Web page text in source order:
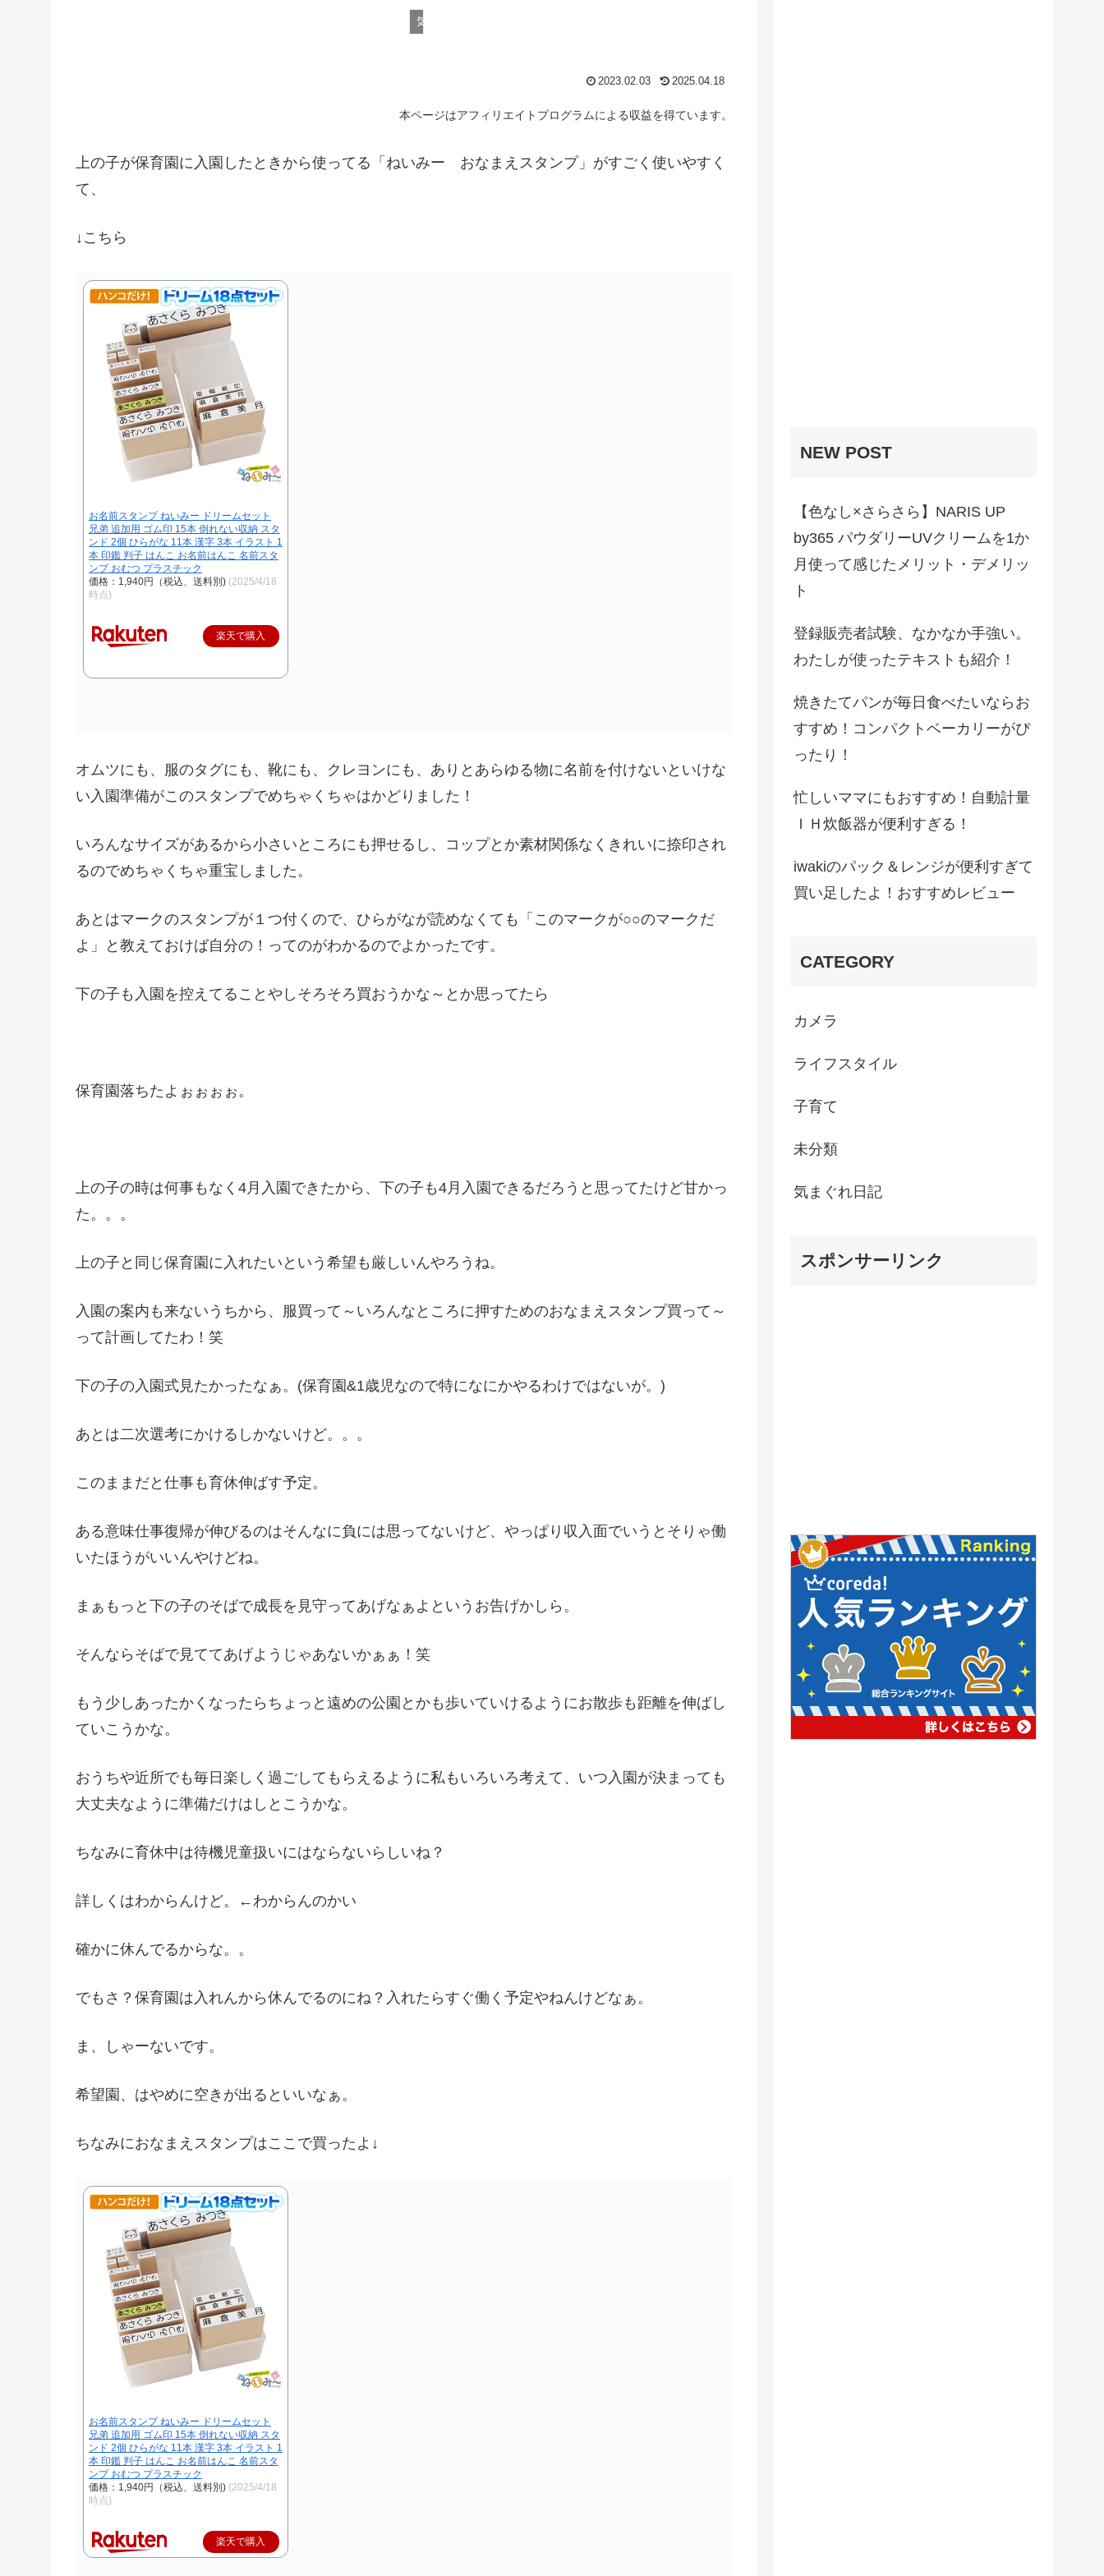
気まぐれ日記
2023.02.03 2025.04.18
本ページはアフィリエイトプログラムによる収益を得ています。
上の子が保育園に入園したときから使ってる「ねいみー おなまえスタンプ」がすごく使いやすく
て、
↓こちら
お名前スタンプ ねいみー ドリームセット
兄弟 追加用 ゴム印 15本 倒れない収納 スタ
ンド 2個 ひらがな 11本 漢字 3本 イラスト 1
本 印鑑 判子 はんこ お名前はんこ 名前スタ
ンプ おむつ プラスチック
価格：1,940円（税込、送料別) (2025/4/18
時点)
楽天で購入
オムツにも、服のタグにも、靴にも、クレヨンにも、ありとあらゆる物に名前を付けないといけな
い入園準備がこのスタンプでめちゃくちゃはかどりました！
いろんなサイズがあるから小さいところにも押せるし、コップとか素材関係なくきれいに捺印され
るのでめちゃくちゃ重宝しました。
あとはマークのスタンプが１つ付くので、ひらがなが読めなくても「このマークが○○のマークだ
よ」と教えておけば自分の！ってのがわかるのでよかったです。
下の子も入園を控えてることやしそろそろ買おうかな～とか思ってたら
保育園落ちたよぉぉぉぉ。
上の子の時は何事もなく4月入園できたから、下の子も4月入園できるだろうと思ってたけど甘かっ
た。。。
上の子と同じ保育園に入れたいという希望も厳しいんやろうね。
入園の案内も来ないうちから、服買って～いろんなところに押すためのおなまえスタンプ買って～
って計画してたわ！笑
下の子の入園式見たかったなぁ。(保育園&1歳児なので特になにかやるわけではないが。)
あとは二次選考にかけるしかないけど。。。
このままだと仕事も育休伸ばす予定。
ある意味仕事復帰が伸びるのはそんなに負には思ってないけど、やっぱり収入面でいうとそりゃ働
いたほうがいいんやけどね。
まぁもっと下の子のそばで成長を見守ってあげなぁよというお告げかしら。
そんならそばで見ててあげようじゃあないかぁぁ！笑
もう少しあったかくなったらちょっと遠めの公園とかも歩いていけるようにお散歩も距離を伸ばし
ていこうかな。
おうちや近所でも毎日楽しく過ごしてもらえるように私もいろいろ考えて、いつ入園が決まっても
大丈夫なように準備だけはしとこうかな。
ちなみに育休中は待機児童扱いにはならないらしいね？
詳しくはわからんけど。←わからんのかい
確かに休んでるからな。。
でもさ？保育園は入れんから休んでるのにね？入れたらすぐ働く予定やねんけどなぁ。
ま、しゃーないです。
希望園、はやめに空きが出るといいなぁ。
ちなみにおなまえスタンプはここで買ったよ↓
お名前スタンプ ねいみー ドリームセット
兄弟 追加用 ゴム印 15本 倒れない収納 スタ
ンド 2個 ひらがな 11本 漢字 3本 イラスト 1
本 印鑑 判子 はんこ お名前はんこ 名前スタ
ンプ おむつ プラスチック
価格：1,940円（税込、送料別) (2025/4/18
時点)
楽天で購入
NEW POST
【色なし×さらさら】NARIS UP
by365 パウダリーUVクリームを1か
月使って感じたメリット・デメリッ
ト
登録販売者試験、なかなか手強い。
わたしが使ったテキストも紹介！
焼きたてパンが毎日食べたいならお
すすめ！コンパクトベーカリーがぴ
ったり！
忙しいママにもおすすめ！自動計量
ＩＨ炊飯器が便利すぎる！
iwakiのパック＆レンジが便利すぎて
買い足したよ！おすすめレビュー
CATEGORY
カメラ
ライフスタイル
子育て
未分類
気まぐれ日記
スポンサーリンク